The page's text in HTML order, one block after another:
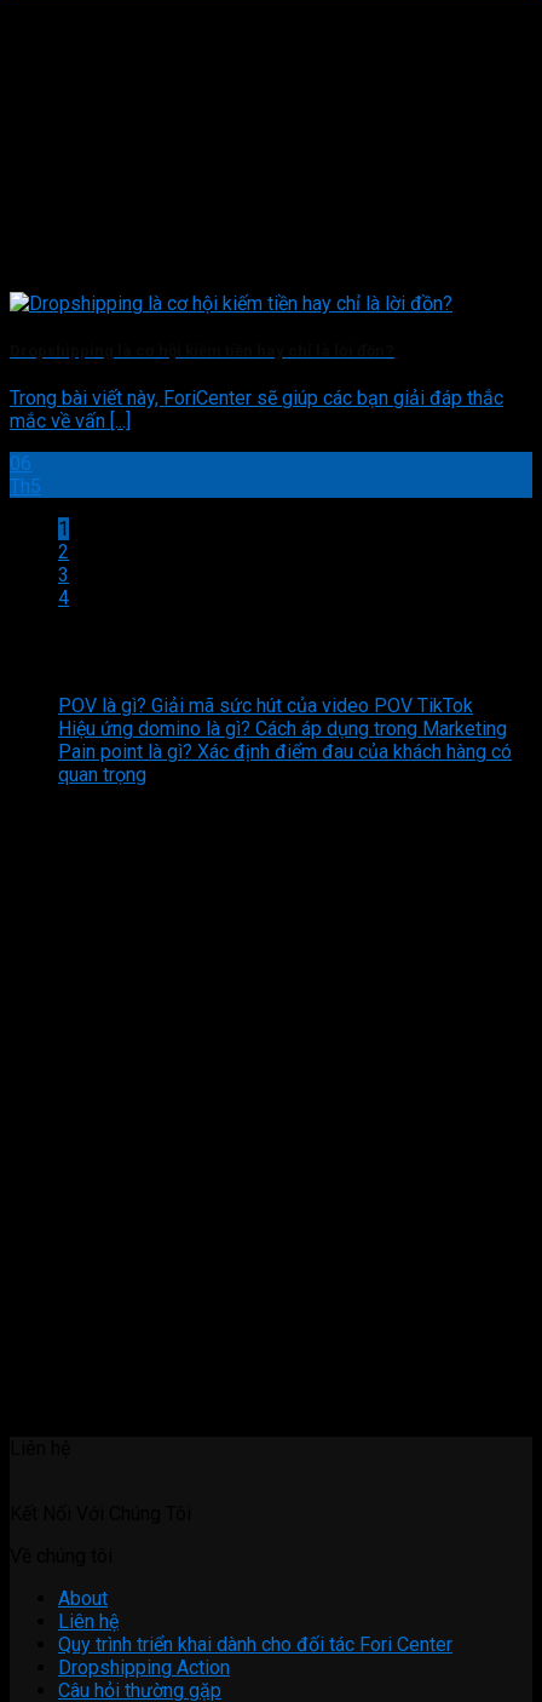
Trong bài viết này, ForiCenter sẽ giúp các bạn giải đáp thắc
mắc về vấn [...]
06
Th5
1
2
3
4
POV là gì? Giải mã sức hút của video POV TikTok
Hiệu ứng domino là gì? Cách áp dụng trong Marketing
Pain point là gì? Xác định điểm đau của khách hàng có
quan trọng
About
Liên hệ
Quy trình triển khai dành cho đối tác Fori Center
Dropshipping Action
Câu hỏi thường gặp